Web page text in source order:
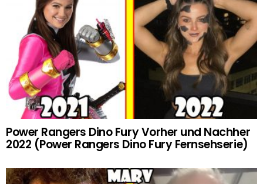
Power Rangers Dino Fury Vorher und Nachher
2022 (Power Rangers Dino Fury Fernsehserie)